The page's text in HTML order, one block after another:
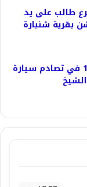
طالب على يد
بقرية شنبارة
#مصرع شخص وإصابة 19 في تصادم سيارة